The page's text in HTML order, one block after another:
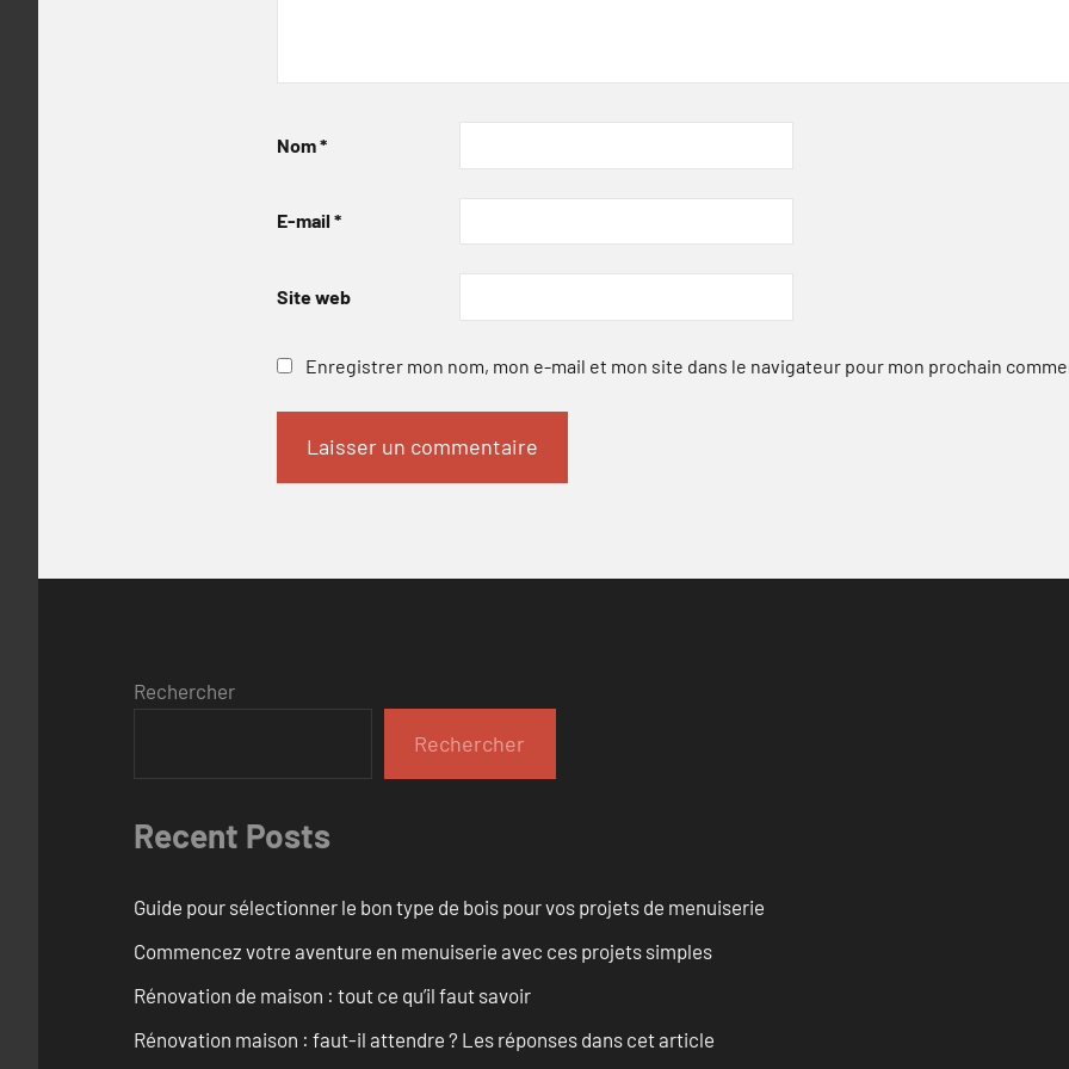
Nom*
E-mail *
Site web
Enregistrer mon nom, mon e-mail et mon site dans le navigateur pour mon prochain
Rechercher
Rechercher
Recent Posts
Guide pour sélectionner le bon type de bois pour vos projets de menuiserie
Commencez votre aventure en menuiserie avec ces projets simples
Rénovation de maison : tout ce qu’il faut savoir
Rénovation maison : faut-il attendre ? Les réponses dans cet article